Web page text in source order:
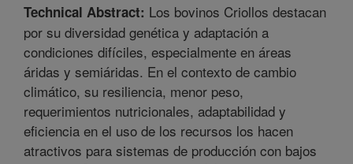
Technical Abstract: Los bovinos Criollos destacan
por su diversidad genética y adaptación a
condiciones difíciles, especialmente en áreas
áridas y semiáridas. En el contexto de cambio
climático, su resiliencia, menor peso,
requerimientos nutricionales, adaptabilidad y
eficiencia en el uso de los recursos los hacen
atractivos para sistemas de producción con bajos